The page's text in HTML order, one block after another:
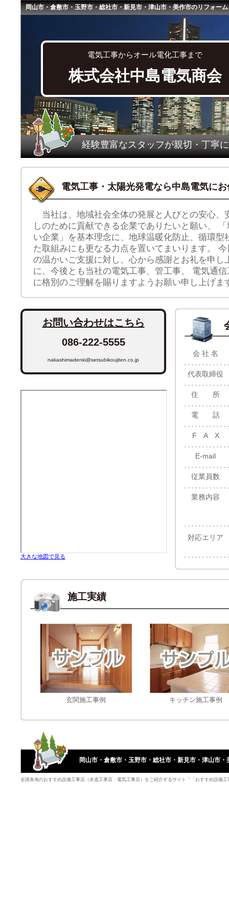
岡山市・倉敷市・玉野市・総社市・新見市・津山市・美作市のリフォー
電気工事からオール電化工事まで
株式会社中島電気商会
経験豊富なスタッフが親切・丁寧
電気工事・太陽光発電なら中島電気に
当社は、地域社会全体の発展と人びとの安心、
しのために貢献できる企業でありたいと願い、
い企業」を基本理念に、地球温暖化防止、循環型
た取組みにも更なる力点を置いてまいります。
の温かいご支援に対し、心から感謝とお礼を申し
に、今後とも当社の電気工事、管工事、 電気通
に格別のご理解を賜りますようお願い申し上げま
会 社 名
代表取締役
住 所
電 話
F A X
E-mail
従業員数
業務内容
対応エリア
お問い合わせはこちら
086-222-5555
nakashimadenki@setsubikoujiten.co.jp
大きな地図で見る
施工実績
玄関施工事例 キッチン施工事例
岡山市・倉敷市・玉野市・総社市・新見市・津山市
全国各地のおすすめ設備工事店（水道工事店・電気工事店）をご紹介するサイト「「おすすめ設備工